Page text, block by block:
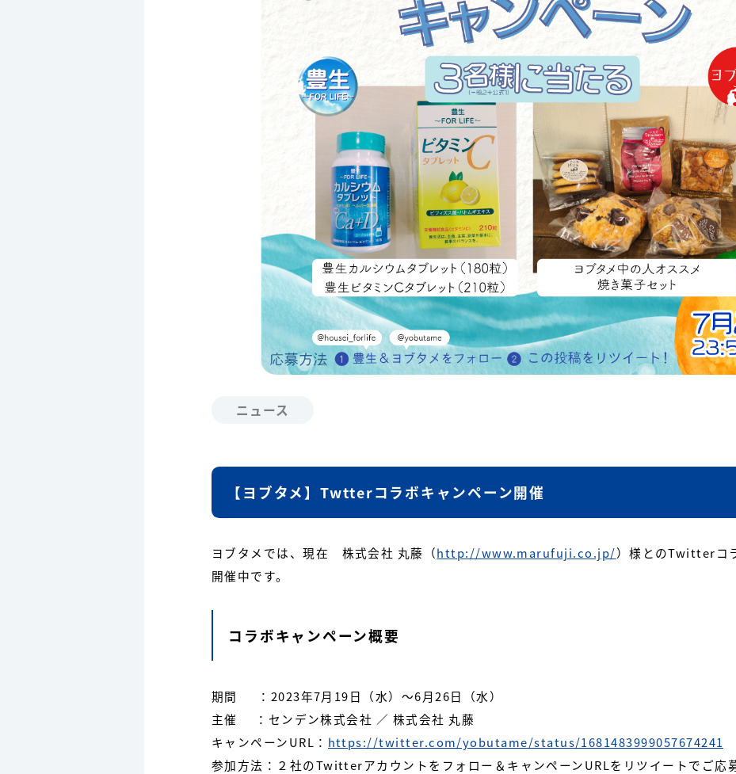
ニュース
【ヨブタメ】Twtterコラボキャンペーン開催
ヨブタメでは、現在 株式会社 丸藤（http://www.marufuji.co.jp/）様とのTwitterコ
開催中です。
コラボキャンペーン概要
期間 ：2023年7月19日（水）～6月26日（水）
主催 ：センデン株式会社 ／ 株式会社 丸藤
キャンペーンURL： https://twitter.com/yobutame/status/1681483999057674241
参加方法：２社のTwitterアカウントをフォロー＆キャンペーンURLをリツイートでご応